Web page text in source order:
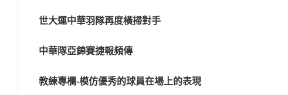
世大運中華羽隊再度橫掃對手
中華隊亞錦賽捷報頻傳
教練專欄-模仿優秀的球員在場上的表現